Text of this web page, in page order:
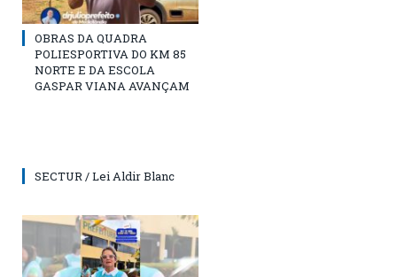
OBRAS DA QUADRA
POLIESPORTIVA DO KM 85
NORTE E DA ESCOLA
GASPAR VIANA AVANÇAM
SECTUR / Lei Aldir Blanc